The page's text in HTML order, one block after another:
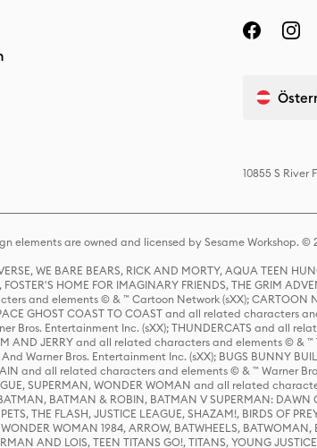
10855 S River
elements are owned and licensed by Sesame Workshop. ©
WE BARE BEARS, RICK AND MORTY, AQUA TEEN
HOME FOR IMAGINARY FRIENDS, THE GRIM
and elements © & ™ Cartoon Network (sXX); CARTOON
GHOST COAST TO COAST and all related
Entertainment Inc. (sXX); THUNDERCATS and all
AND JERRY and all related characters and elements © & ™
Bros. Entertainment Inc. (sXX); BUGS BUNNY
and all related characters and elements © & ™ Warner
SUPERMAN, WONDER WOMAN and all related
BATMAN & ROBIN, BATMAN V SUPERMAN: DAWN
THE FLASH, JUSTICE LEAGUE, SHAZAM!, BIRDS OF
WOMAN 1984, ARROW, BATWHEELS,
AND LOIS, TEEN TITANS GO!, TITANS, YOUNG